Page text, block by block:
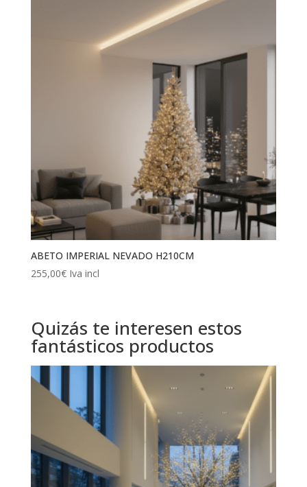
ABETO IMPERIAL NEVADO H210CM
255,00€ Iva incl
Quizás te interesen estos
fantásticos productos